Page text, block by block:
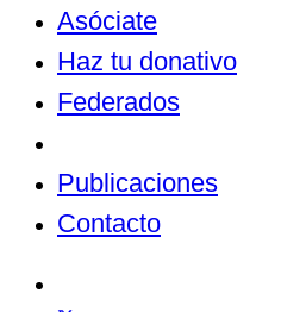
Asóciate
Haz tu donativo
Federados
Publicaciones
Contacto